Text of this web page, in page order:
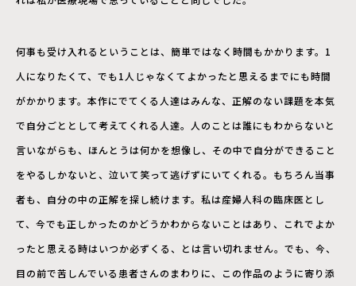
何事も受け入れるということは、簡単ではなく時間もかかります。1
人になりたくて、でも1人じゃなくてよかったと思えるまでにも時間
がかかります。本作にでてくる人達はみんな、正解のない課題を本気
で自分ごととして考えてくれる人達。人のことは誰にもわからないと
言いながらも、ほんとうは何かを想像し、その中で自分ができること
をやるしかないと、泣いて笑って逃げずにいてくれる。もちろん当事
者も、自分の中の正解を探し続けます。私は産婦人科の臨床医とし
て、今でも正しかったのかどうかわからないことはあり、これでよか
ったと思える時はいつか必ずくる、とは言い切れません。でも、今、
目の前で苦しんでいる患者さんのまわりに、この作品のように寄り添